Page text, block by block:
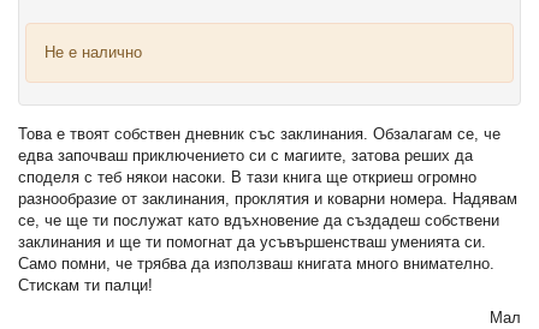
Не е налично
Това е твоят собствен дневник със заклинания. Обзалагам се, че
едва започваш приключението си с магиите, затова реших да
споделя с теб някои насоки. В тази книга ще откриеш огромно
разнообразие от заклинания, проклятия и коварни номера. Надявам
се, че ще ти послужат като вдъхновение да създадеш собствени
заклинания и ще ти помогнат да усъвършенстваш уменията си.
Само помни, че трябва да използваш книгата много внимателно.
Стискам ти палци!
Мал